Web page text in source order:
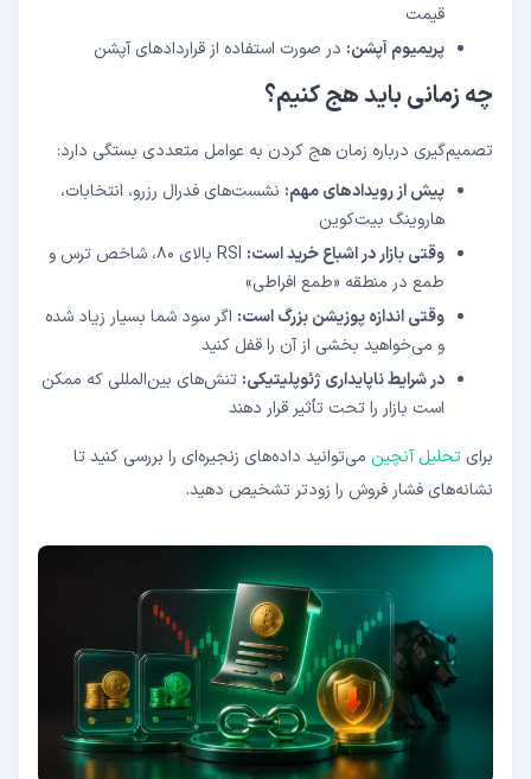
قیمت
پریمیوم آپشن: در صورت استفاده از قراردادهای آپشن
چه زمانی باید هج کنیم؟
تصمیم‌گیری درباره زمان هج کردن به عوامل متعددی بستگی دارد:
پیش از رویدادهای مهم: نشست‌های فدرال رزرو، انتخابات،
هاروینگ بیت‌کوین
وقتی بازار در اشباع خرید است:
RSI بالای ۸۰، شاخص ترس و
طمع در منطقه «طمع افراطی»
وقتی اندازه پوزیشن بزرگ است: اگر سود شما بسیار زیاد شده
و می‌خواهید بخشی از آن را قفل کنید
در شرایط ناپایداری ژئوپلیتیکی: تنش‌های بین‌المللی که ممکن
است بازار را تحت تأثیر قرار دهند
برای تحلیل آنچین می‌توانید داده‌های زنجیره‌ای را بررسی کنید تا
نشانه‌های فشار فروش را زودتر تشخیص دهید.